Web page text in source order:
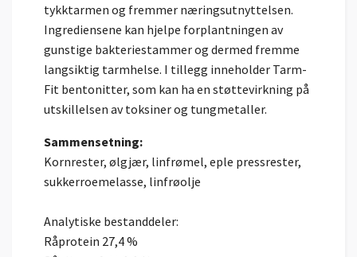
tykktarmen og fremmer næringsutnyttelsen.
Ingrediensene kan hjelpe forplantningen av
gunstige bakteriestammer og dermed fremme
langsiktig tarmhelse. I tillegg inneholder Tarm-
Fit bentonitter, som kan ha en støttevirkning på
utskillelsen av toksiner og tungmetaller.
Sammensetning:
Kornrester, ølgjær, linfrømel, eple pressrester,
sukkerroemelasse, linfrøolje
Analytiske bestanddeler:
Råprotein 27,4 %